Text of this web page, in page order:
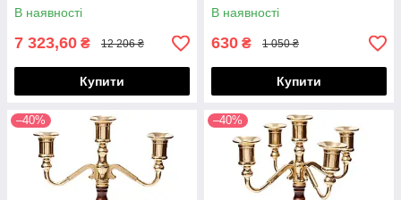
В наявності
7 323,60 ₴ 12 206 ₴
Купити
В наявності
630 ₴ 1 050 ₴
Купити
–40% –40%